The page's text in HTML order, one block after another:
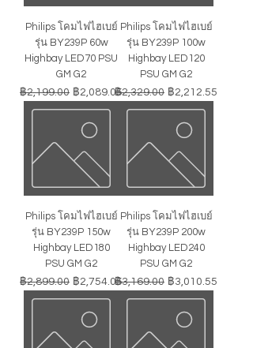
Philips โคมไฟไฮเบย์
รุ่น BY239P 60w
Highbay LED70 PSU
GM G2
ราคาปกติ
฿2,199.00 ราคาขายลด
฿2,089.05
Philips โคมไฟไฮเบย์
รุ่น BY239P 100w
Highbay LED120
PSU GM G2
ราคาปกติ
฿2,329.00 ราคาขายลด
฿2,212.55
Philips โคมไฟไฮเบย์
รุ่น BY239P 150w
Highbay LED180
PSU GM G2
ราคาปกติ
฿2,899.00 ราคาขายลด
฿2,754.05
Philips โคมไฟไฮเบย์
รุ่น BY239P 200w
Highbay LED240
PSU GM G2
ราคาปกติ
฿3,169.00 ราคาขายลด
฿3,010.55